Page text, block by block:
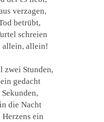
verzagen,
betrübt,
schreien
allein, allein!
zwei Stunden,
gedacht
die Nacht
Herzens ein